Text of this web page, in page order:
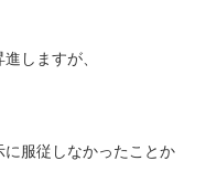
しますが、
服従しなかったことか